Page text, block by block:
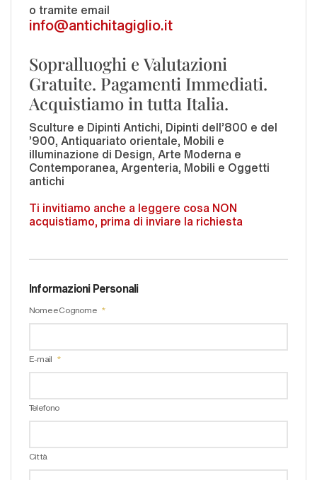
o tramite email
info@antichitagiglio.it
Sopralluoghi e Valutazioni
Gratuite. Pagamenti Immediati.
Acquistiamo in tutta Italia.
Sculture e Dipinti Antichi, Dipinti dell'800 e del
'900, Antiquariato orientale, Mobili e
illuminazione di Design, Arte Moderna e
Contemporanea, Argenteria, Mobili e Oggetti
antichi
Ti invitiamo anche a leggere cosa NON
acquistiamo, prima di inviare la richiesta
Informazioni Personali
Nome e Cognome
E-mail
Telefono
Città